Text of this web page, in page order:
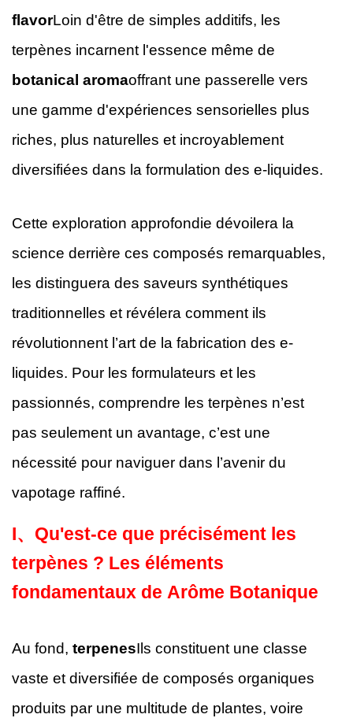
flavorLoin d'être de simples additifs, les
terpènes incarnent l'essence même de
botanical aromaoffrant une passerelle vers
une gamme d'expériences sensorielles plus
riches, plus naturelles et incroyablement
diversifiées dans la formulation des e-liquides.
Cette exploration approfondie dévoilera la
science derrière ces composés remarquables,
les distinguera des saveurs synthétiques
traditionnelles et révélera comment ils
révolutionnent l’art de la fabrication des e-
liquides. Pour les formulateurs et les
passionnés, comprendre les terpènes n’est
pas seulement un avantage, c’est une
nécessité pour naviguer dans l’avenir du
vapotage raffiné.
I、 Qu'est-ce que précisément les
terpènes ? Les éléments
fondamentaux de Arôme Botanique
Au fond, terpenesIls constituent une classe
vaste et diversifiée de composés organiques
produits par une multitude de plantes, voire